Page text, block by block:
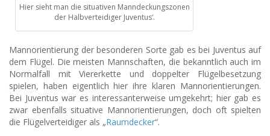
Hier sieht man die situativen Manndeckungszonen
der Halbverteidiger Juventus‘.
Mannorientierung der besonderen Sorte gab es bei Juventus auf
dem Flügel. Die meisten Mannschaften, die bekanntlich auch im
Normalfall mit Viererkette und doppelter Flügelbesetzung
spielen, haben eigentlich hier ihre klaren Mannorientierungen.
Bei Juventus war es interessanterweise umgekehrt; hier gab es
zwar ebenfalls situative Mannorientierungen, doch oft spielten
die Flügelverteidiger als „Raumdecker“.